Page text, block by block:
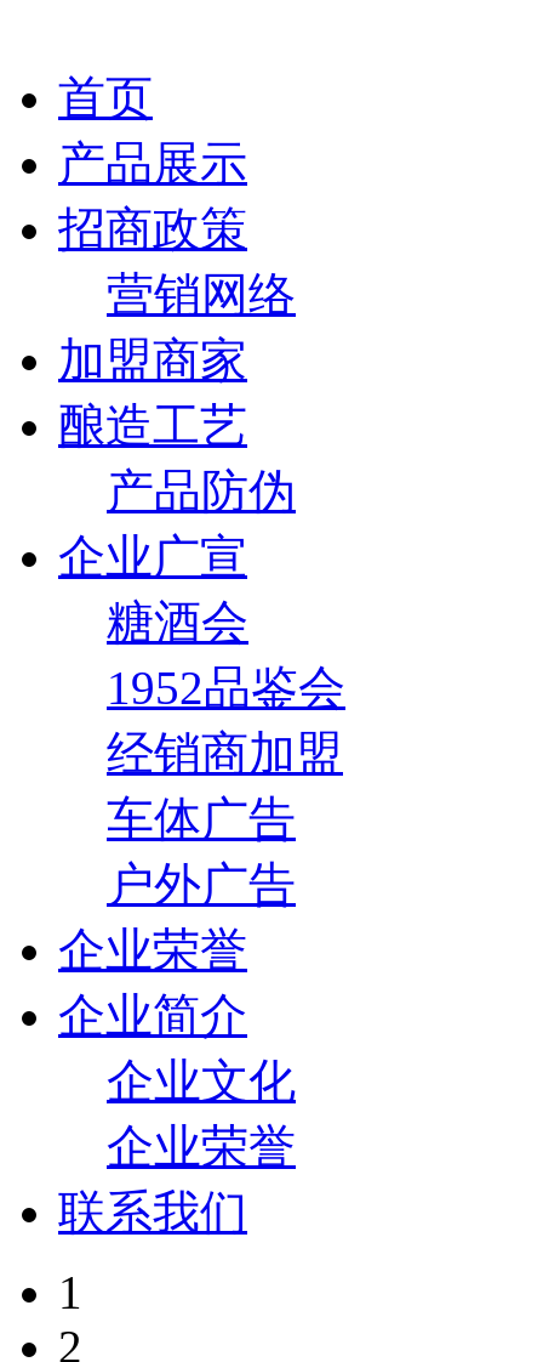
首页
产品展示
招商政策
营销网络
加盟商家
酿造工艺
产品防伪
企业广宣
糖酒会
1952品鉴会
经销商加盟
车体广告
户外广告
企业荣誉
企业简介
企业文化
企业荣誉
联系我们
1
2